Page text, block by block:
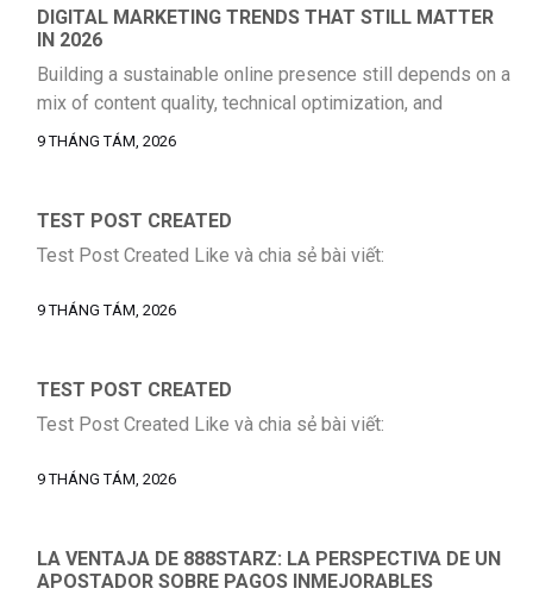
the safer long-term choice. For teams reviewing their
current acquisition model, it helps to […]
DIGITAL MARKETING TRENDS THAT STILL MATTER
IN 2026
Building a sustainable online presence still depends on a
mix of content quality, technical optimization, and
consistent audience engagement. Businesses that rely
the safer long-term choice. For teams reviewing their
current acquisition model, it helps to […]
9 THÁNG TÁM, 2026
TEST POST CREATED
Test Post Created Like và chia sẻ bài viết:
9 THÁNG TÁM, 2026
TEST POST CREATED
Test Post Created Like và chia sẻ bài viết:
9 THÁNG TÁM, 2026
LA VENTAJA DE 888STARZ: LA PERSPECTIVA DE UN
APOSTADOR SOBRE PAGOS INMEJORABLES